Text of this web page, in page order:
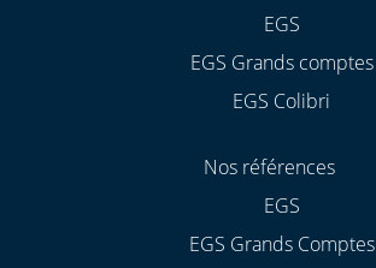
EGS
EGS Grands comptes
EGS Colibri
Nos références
EGS
EGS Grands Comptes